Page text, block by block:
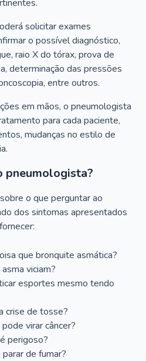
solicitar exames
o possível diagnóstico,
raio X do tórax, prova de
determinação das pressões
entre outros.
em mãos, o pneumologista
para cada paciente,
mudanças no estilo de
pneumologista?
o que perguntar ao
dos sintomas apresentados
que bronquite asmática?
viciam?
esportes mesmo tendo
crise de tosse?
virar câncer?
perigoso?
de fumar?